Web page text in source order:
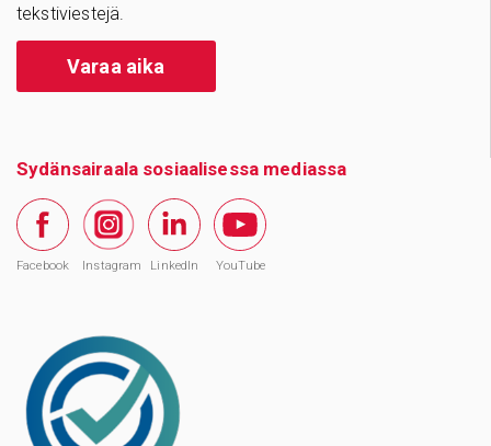
tekstiviestejä.
Varaa aika
Sydänsairaala sosiaalisessa mediassa
Facebook Instagram LinkedIn YouTube